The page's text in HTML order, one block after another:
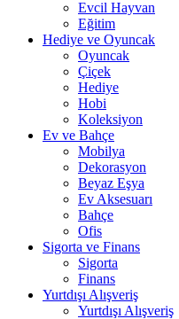
Evcil Hayvan
Eğitim
Hediye ve Oyuncak
Oyuncak
Çiçek
Hediye
Hobi
Koleksiyon
Ev ve Bahçe
Mobilya
Dekorasyon
Beyaz Eşya
Ev Aksesuarı
Bahçe
Ofis
Sigorta ve Finans
Sigorta
Finans
Yurtdışı Alışveriş
Yurtdışı Alışveriş